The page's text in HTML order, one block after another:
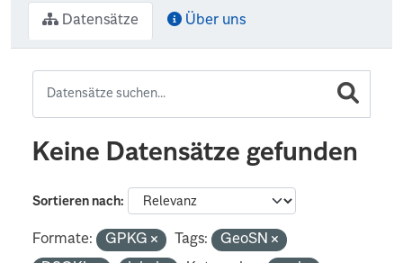
Datensätze Über uns
Keine Datensätze gefunden
Sortieren nach
Formate: GPKG Tags:
GeoSN